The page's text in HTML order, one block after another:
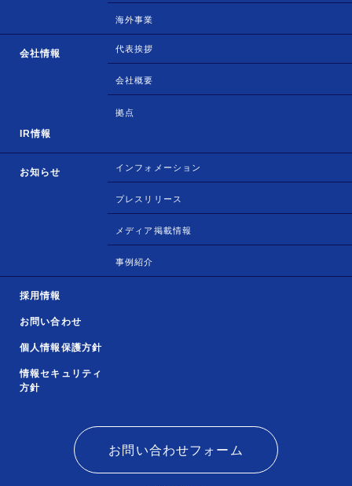
海外事業
会社情報 代表挨拶
会社概要
拠点
IR情報
お知らせ インフォメーション
プレスリリース
メディア掲載情報
事例紹介
採用情報
お問い合わせ
個人情報保護方針
情報セキュリティ
方針
お問い合わせフォーム